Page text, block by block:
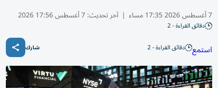
7 أغسطس 2026 17:35 مساء | آخر تحديث:7 أغسطس 17:56 2026
دقائق القراءة - 2
استمع دقائق القراءة - 2 شارك